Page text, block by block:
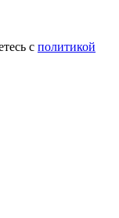
с политикой